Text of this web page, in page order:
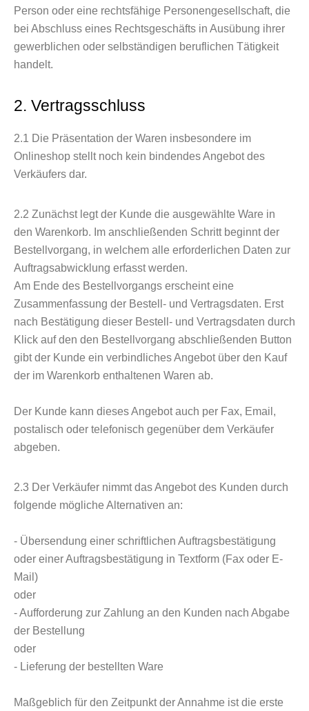
Person oder eine rechtsfähige Personengesellschaft, die
bei Abschluss eines Rechtsgeschäfts in Ausübung ihrer
gewerblichen oder selbständigen beruflichen Tätigkeit
handelt.
2. Vertragsschluss
2.1 Die Präsentation der Waren insbesondere im
Onlineshop stellt noch kein bindendes Angebot des
Verkäufers dar.
2.2 Zunächst legt der Kunde die ausgewählte Ware in
den Warenkorb. Im anschließenden Schritt beginnt der
Bestellvorgang, in welchem alle erforderlichen Daten zur
Auftragsabwicklung erfasst werden.
Am Ende des Bestellvorgangs erscheint eine
Zusammenfassung der Bestell- und Vertragsdaten. Erst
nach Bestätigung dieser Bestell- und Vertragsdaten durch
Klick auf den den Bestellvorgang abschließenden Button
gibt der Kunde ein verbindliches Angebot über den Kauf
der im Warenkorb enthaltenen Waren ab.
Der Kunde kann dieses Angebot auch per Fax, Email,
postalisch oder telefonisch gegenüber dem Verkäufer
abgeben.
2.3 Der Verkäufer nimmt das Angebot des Kunden durch
folgende mögliche Alternativen an:
- Übersendung einer schriftlichen Auftragsbestätigung
oder einer Auftragsbestätigung in Textform (Fax oder E-
Mail)
oder
- Aufforderung zur Zahlung an den Kunden nach Abgabe
der Bestellung
oder
- Lieferung der bestellten Ware
Maßgeblich für den Zeitpunkt der Annahme ist die erste